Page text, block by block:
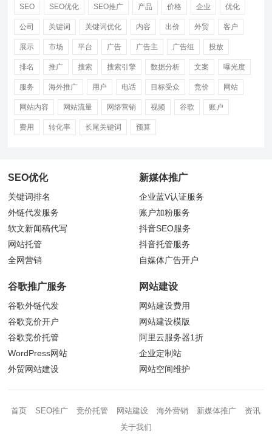
SEO SEO优化 SEO推广 产品 价格 企业 优化
公司 关键词 关键词优化 内容 出价 外贸 客户
展示 市场 平台 广告 广告主 广告组 投放
排名 推广 搜索 搜索引擎 数据分析 文案 曝光度
服务 海外推广 用户 电话 目标受众 竞价 网站
网站内容 网站流量 网络营销 视频 谷歌 账户
费用 转化率 长尾关键词 预算
SEO优化
关键词排名
外链代发服务
软文新闻稿代写
网站托管
全网营销
新媒体推广
企业蓝V认证服务
账户加粉服务
抖音SEO服务
抖音托管服务
自媒体广告开户
谷歌推广服务
谷歌外链代发
谷歌竞价开户
谷歌竞价托管
WordPress网站
外贸网站建设
网站建设
网站建设费用
网站建设模版
阿里云服务器1折
企业定制站
网站空间维护
首页 SEO推广 竞价托管 网站建设 海外营销 新媒体推广
资讯
关于我们